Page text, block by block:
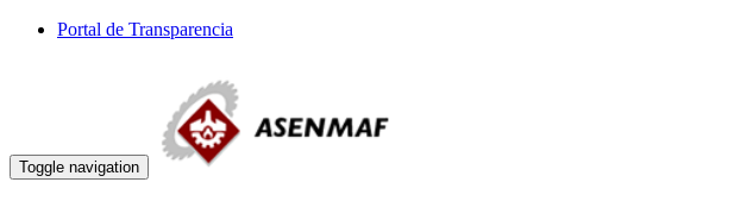
Portal de Transparencia
Toggle navigation